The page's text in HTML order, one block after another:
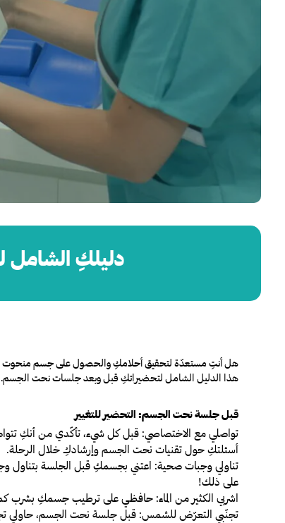
دليلكِ الشامل
هل أنتِ مستعدّة لتحقيق أحلامكِ والحصول على جسم منحوت
هذا الدليل الشامل لتحضيراتكِ قبل وبعد جلسات نحت الجسم.
قبل جلسة نحت الجسم: التحضير للتغيير
تواصلي مع الاختصاصي: قبل كل شيء، تأكّدي من أنكِ
أسئلتكِ حول تقنيات نحت الجسم وإرشادكِ خلال الرحلة.
تناولي وجبات صحية: اعتني بجسمكِ قبل الجلسة بتناول
على ذلك!
اشربي الكثير من الماء: حافظي على ترطيب جسمكِ بشرب كميات
تجنّبي التعرّض للشمس: قبل جلسة نحت الجسم، حاولي